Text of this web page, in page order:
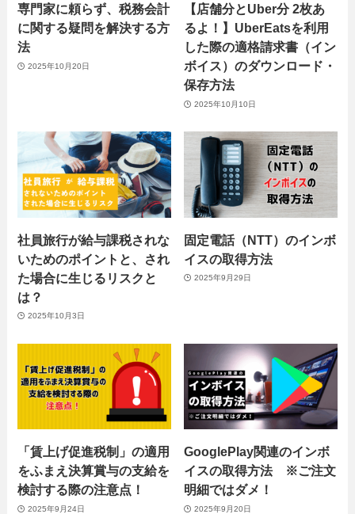
専門家に頼らず、税務会計
に関する疑問を解決する方
法
2025年10月20日
【店舗分とUber分 2枚あ
るよ！】UberEatsを利用
した際の適格請求書（イン
ボイス）のダウンロード・
保存方法
2025年10月10日
社員旅行が給与課税されな
いためのポイントと、され
た場合に生じるリスクと
は？
2025年10月3日
固定電話（NTT）のインボ
イスの取得方法
2025年9月29日
「賃上げ促進税制」の適用
をふまえ決算賞与の支給を
検討する際の注意点！
2025年9月24日
GooglePlay関連のインボ
イスの取得方法 ※ご注文
明細ではダメ！
2025年9月20日